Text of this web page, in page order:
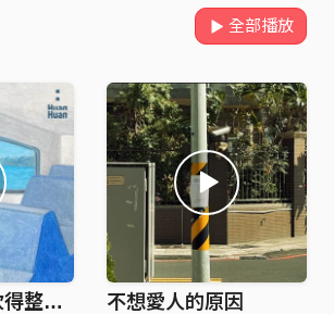
全部播放
10. 瀏海被風吹得整個飛起來 不想愛人的原因